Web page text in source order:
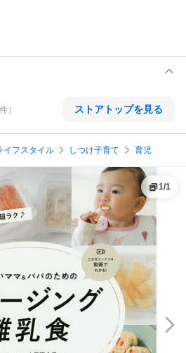
件） ストアトップを見る
イフスタイル しつけ子育て 育児
1/1